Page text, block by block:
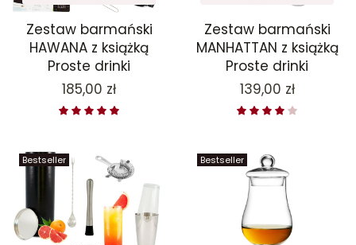
Zestaw barmański
HAWANA z książką
Proste drinki
Cena
185,00 zł
Zestaw barmański
MANHATTAN z książką
Proste drinki
Cena
139,00 zł
Bestseller Bestseller